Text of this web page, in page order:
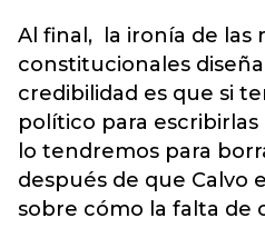
Al final, la ironía de las
constitucionales
credibilidad es que si
político para
lo tendremos para
después de que Calvo
sobre cómo la falta de